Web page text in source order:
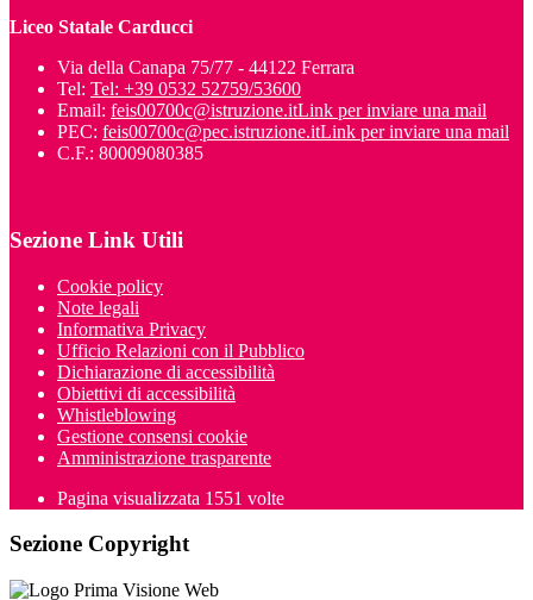
Liceo Statale Carducci
Via della Canapa 75/77 - 44122 Ferrara
Tel: Tel: +39 0532 52759/53600
Email: feis00700c@istruzione.itLink per inviare una mail
PEC: feis00700c@pec.istruzione.itLink per inviare una mail
C.F.: 80009080385
Sezione Link Utili
Cookie policy
Note legali
Informativa Privacy
Ufficio Relazioni con il Pubblico
Dichiarazione di accessibilità
Obiettivi di accessibilità
Whistleblowing
Gestione consensi cookie
Amministrazione trasparente
Pagina visualizzata 1551 volte
Sezione Copyright